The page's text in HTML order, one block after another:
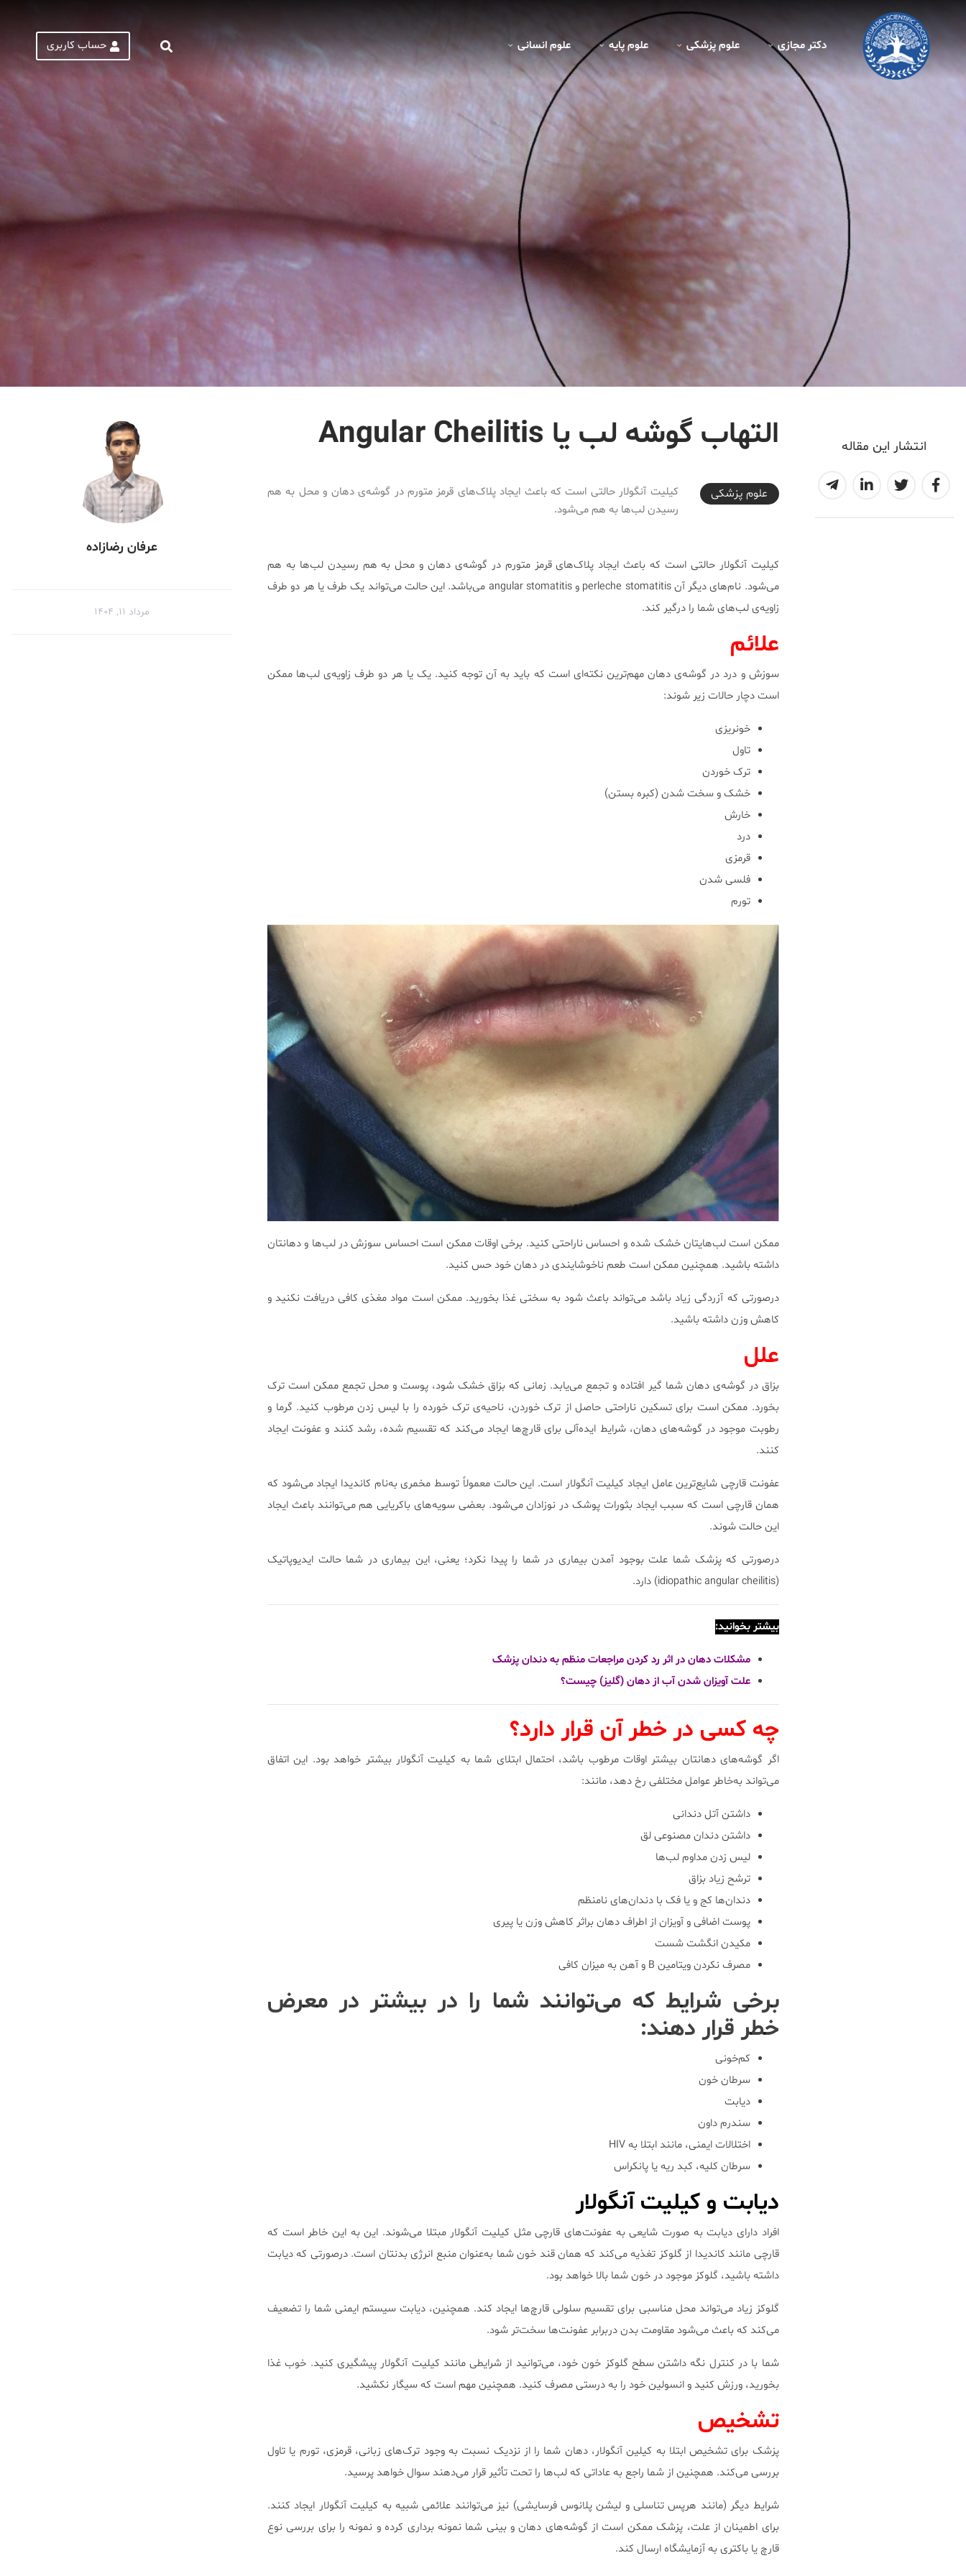
دکتر مجازی علوم پزشکی علوم پايه علوم انسانی حساب کاربری
انتشار این مقاله التهاب گوشه لب یا Angular Cheilitis
2025-08-02T13:00:42+03:30
علوم پزشكی
کیلیت آنگولار حالتی است که باعث ایجاد پلاک‌های قرمز متورم در گوشه‌ی دهان و محل به هم
رسیدن لب‌ها به هم می‌شود.
کیلیت آنگولار حالتی است که باعث ایجاد پلاک‌های قرمز متورم در گوشه‌ی دهان و محل به هم رسیدن لب‌ها به هم
می‌شود. نام‌های دیگر آن perleche stomatitis و angular stomatitis می‌باشد. این حالت می‌تواند یک طرف یا هر دو طرف
زاویه‌ی لب‌های شما را درگیر کند.
علائم
سوزش و درد در گوشه‌ی دهان مهم‌ترین نکته‌ای است که باید به آن توجه کنید. یک یا هر دو طرف زاویه‌ی لب‌ها ممکن
است دچار حالات زیر شوند:
خونریزی
تاول
ترک خوردن
خشک و سخت شدن (کبره بستن)
خارش
درد
قرمزی
فلسی شدن
تورم
ممکن است لب‌هایتان خشک شده و احساس ناراحتی کنید. برخی اوقات ممکن است احساس سوزش در لب‌ها و دهانتان
داشته‌ باشید. همچنین ممکن است طعم ناخوشایندی در دهان خود حس کنید.
درصورتی که آزردگی زیاد باشد می‌تواند باعث شود به سختی غذا بخورید. ممکن است مواد مغذی کافی دریافت نکنید و
کاهش وزن داشته باشید.
علل
بزاق در گوشه‌ی دهان شما گیر افتاده و تجمع می‌یابد. زمانی که بزاق خشک شود، پوست و محل تجمع ممکن است ترک
بخورد. ممکن است برای تسکین ناراحتی حاصل از ترک خوردن، ناحیه‌ی ترک خورده را با لیس زدن مرطوب کنید. گرما و
رطوبت موجود در گوشه‌های دهان، شرایط ایده‌آلی برای قارچ‌ها ایجاد می‌کند که تقسیم شده، رشد کنند و عفونت ایجاد
کنند.
عفونت قارچی شایع‌ترین عامل ایجاد کیلیت آنگولار است. این حالت معمولاً توسط مخمری به‌نام کاندیدا ایجاد می‌شود که
همان قارچی است که سبب ایجاد بثورات پوشک در نوزادان می‌شود. بعضی سویه‌های باکریایی هم می‌توانند باعث ایجاد
این حالت شوند.
درصورتی که پزشک شما علت بوجود آمدن بیماری در شما را پیدا نکرد؛ یعنی، این بیماری در شما حالت ایدیوپاتیک
(idiopathic angular cheilitis) دارد.
بیشتر بخوانید:
مشکلات دهان در اثر رد کردن مراجعات منظم به دندان پزشک
علت آویزان شدن آب از دهان (گلیز) چیست؟
چه کسی در خطر آن قرار دارد؟
اگر گوشه‌های دهانتان بیشتر اوقات مرطوب باشد، احتمال ابتلای شما به کیلیت آنگولار بیشتر خواهد بود. این اتفاق
می‌تواند به‌خاطر عوامل مختلفی رخ دهد، مانند:
داشتن آتل دندانی
داشتن دندان مصنوعی لق
لیس زدن مداوم لب‌ها
ترشح زیاد بزاق
دندان‌ها کج و یا فک با دندان‌های نامنظم
پوست اضافی و آویزان از اطراف دهان براثر کاهش وزن یا پیری
مکیدن انگشت شست
مصرف نکردن ویتامین B و آهن به میزان کافی
برخی شرایط که می‌توانند شما را در بیشتر در معرض
خطر قرار دهند:
کم‌خونی
سرطان خون
دیابت
سندرم داون
اختلالات ایمنی، مانند ابتلا به HIV
سرطان کلیه، کبد ریه یا پانکراس
دیابت و کیلیت آنگولار
افراد دارای دیابت به صورت شایعی به عفونت‌های قارچی مثل کیلیت آنگولار مبتلا می‌شوند. این به این خاطر است که
قارچی مانند کاندیدا از گلوکز تغذیه می‌کند که همان قند خون شما به‌عنوان منبع انرژی بدنتان است. درصورتی که دیابت
داشته‌ باشید، گلوکز موجود در خون شما بالا خواهد بود.
گلوکز زیاد می‌تواند محل مناسبی برای تقسیم سلولی قارچ‌ها ایجاد کند. همچنین، دیابت سیستم ایمنی شما را تضعیف
می‌کند که باعث می‌شود مقاومت بدن دربرابر عفونت‌ها سخت‌تر شود.
شما با در کنترل نگه داشتن سطح گلوکز خون خود، می‌توانید از شرایطی مانند کیلیت آنگولار پیشگیری کنید. خوب غذا
بخورید، ورزش کنید و انسولین خود را به درستی مصرف کنید. همچنین مهم است که سیگار نکشید.
تشخیص
پزشک برای تشخیص ابتلا به کیلین آنگولار، دهان شما را از نزدیک نسبت به وجود ترک‌های زبانی، قرمزی، تورم یا تاول
بررسی می‌کند. همچنین از شما راجع به عاداتی که لب‌ها را تحت تأثیر قرار می‌دهند سوال خواهد پرسید.
شرایط دیگر (مانند هرپس تناسلی و لیشن پلانوس فرسایشی) نیز می‌توانند علائمی شبیه به کیلیت آنگولار ایجاد کنند.
برای اطمینان از علت، پزشک ممکن است از گوشه‌های دهان و بینی شما نمونه برداری کرده و نمونه را برای بررسی نوع
قارچ یا باکتری به آزمایشگاه ارسال کند.
عرفان رضازاده
مرداد ۱۱, ۱۴۰۴